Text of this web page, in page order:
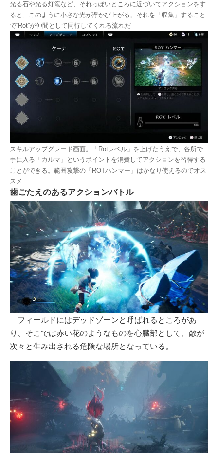
光る石や光る灯篭など、それっぽいところに近づいてアクションをす
ると、このように小さな光が浮かび上がる。それを「収集」すること
で“Rot”が仲間として同行してくれる流れだ
スキルアップグレード画面。「Rotレベル」を上げたうえで、各所で
手に入る「カルマ」というポイントを消費してアクションを習得する
ことができる。範囲攻撃の「ROTハンマー」はかなり使えるのでオス
スメ
歯ごたえのあるアクションバトル
フィールドにはデッドゾーンと呼ばれるところがあ
り、そこでは赤い花のようなものを心臓部として、敵が
次々と生み出される危険な場所となっている。